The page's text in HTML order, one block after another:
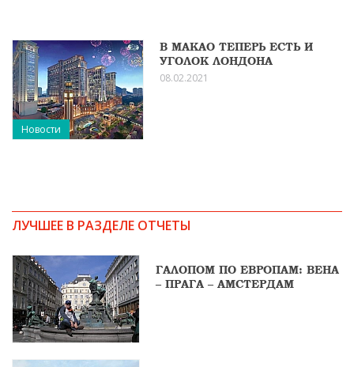
Новости
В МАКАО ТЕПЕРЬ ЕСТЬ И
УГОЛОК ЛОНДОНА
08.02.2021
ЛУЧШЕЕ В РАЗДЕЛЕ ОТЧЕТЫ
ГАЛОПОМ ПО ЕВРОПАМ: ВЕНА
– ПРАГА – АМСТЕРДАМ